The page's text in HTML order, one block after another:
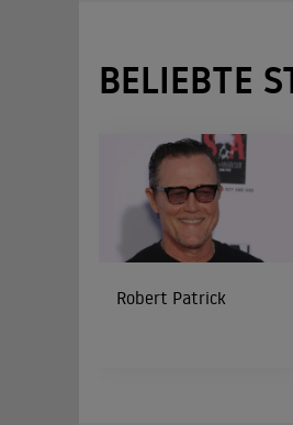
BELIEBTE
Robert Patrick